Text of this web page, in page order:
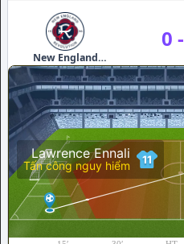
New England
Revolution
0 -